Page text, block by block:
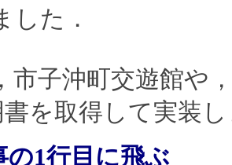
した．
市子沖町交遊館や
書を取得して実装
の1行目に飛ぶ